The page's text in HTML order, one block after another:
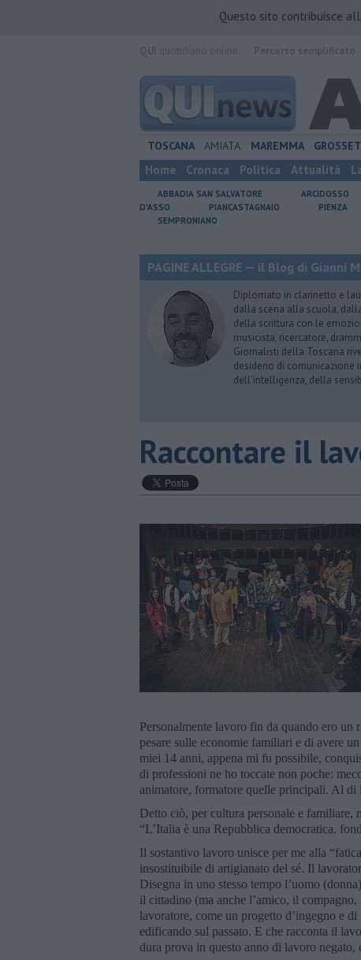
Questo sito contribuisce
TOSCANA AMIATA MAREMMA
Home Cronaca Politica Attualità
ABBADIA SAN SALVATORE ARCIDOSSO
D'ASSO
PIANCASTAGNAIO PIENZA
SEMPRONIANO
PAGINE ALLEGRE — il Blog di Gianni
Diplomato in clarinetto e
dalla scena alla scuola,
della scrittura con le
musicista, ricercatore,
Giornalisti della Toscana
desiderio di comunicazione
dell’intelligenza, della
​Raccontare il
Personalmente lavoro fin da quando ero
pesare sulle economie familiari e di avere
miei 14 anni, appena mi fu possibile,
di professioni ne ho toccate non poche:
animatore, formatore quelle principali. Al di
Detto ciò, per cultura personale e
“L’Italia è una Repubblica democratica,
Il sostantivo lavoro unisce per me alla
insostituibile di artigianato del sé. Il
Disegna in uno stesso tempo l’uomo
il cittadino (ma anche l’amico, il
lavoratore, come un progetto d’ingegno e
edificando sul passato. E che racconta il
dura prova in questo anno di lavoro negato,